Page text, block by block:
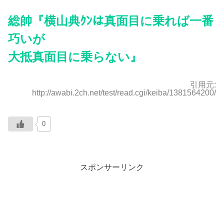
総帥『横山典ｸﾝは真面目に乗れば一番
巧いが
大抵真面目に乗らない』
引用元:
http://awabi.2ch.net/test/read.cgi/keiba/1381564200/
0
スポンサーリンク